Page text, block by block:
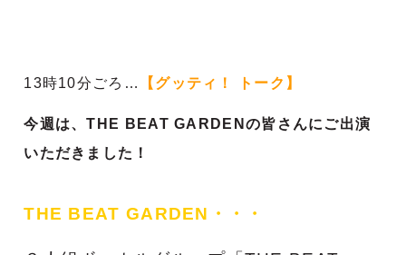
13時10分ごろ… 【 グッティ！ トーク】
今週は、THE BEAT GARDEN の皆さんにご出演
いただきました！
THE BEAT GARDEN ・・・